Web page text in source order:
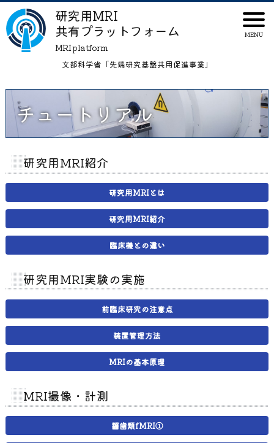
研究用MRI
共有プラットフォーム
MRI platform
文部科学省「先端研究基盤共用促進事業」
チュートリアル
研究用MRI紹介
研究用MRIとは
研究用MRI紹介
臨床機との違い
研究用MRI実験の実施
前臨床研究の注意点
装置管理方法
MRIの基本原理
MRI撮像・計測
齧歯類fMRI①